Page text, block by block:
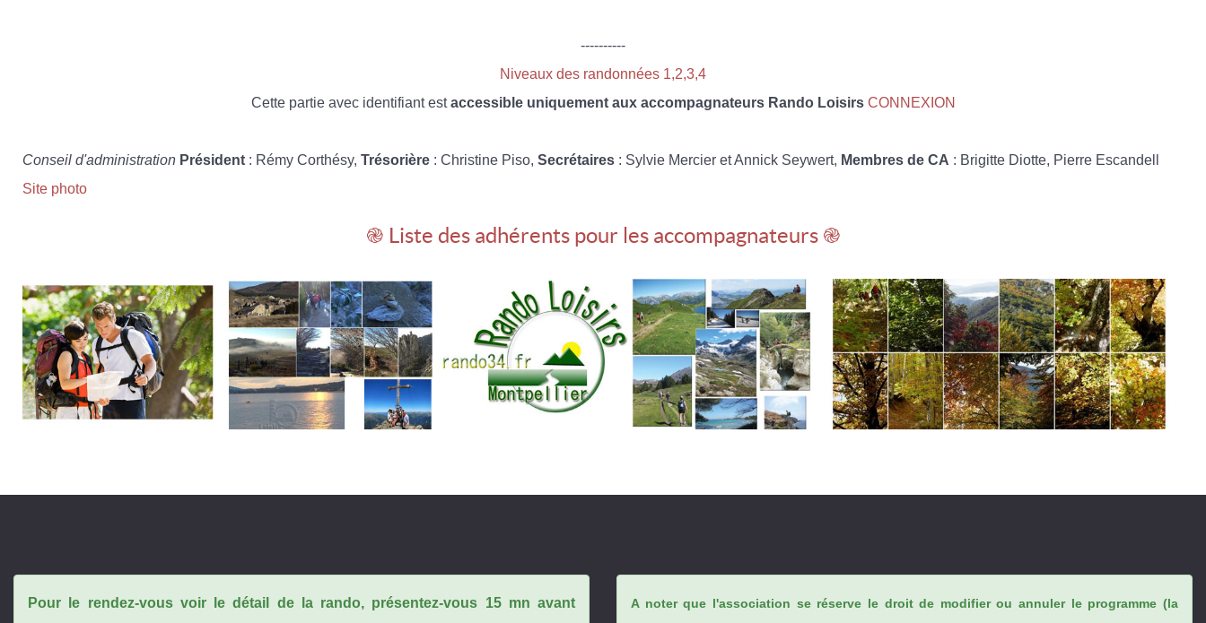
----------
Niveaux des randonnées 1,2,3,4
Cette partie avec identifiant estaccessible uniquement aux accompagnateurs Rando Loisirs CONNEXION
Conseil d'administration Président : Rémy Corthésy, Trésorière : Christine Piso, Secrétaires : Sylvie Mercier et Annick Seywert, Membres de CA : Brigitte Diotte, Pierre Escandell
Site photo
֎ Liste des adhérents pour les accompagnateurs ֎
Pour le rendez-vous voir le détail de la rando, présentez-vous 15 mn avant
A noter que l'association se réserve le droit de modifier ou annuler le programme (la